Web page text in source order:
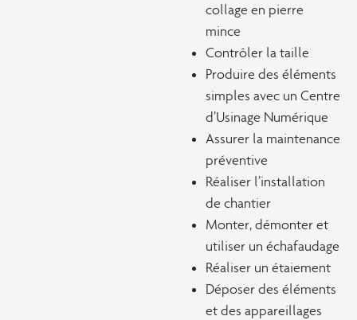
collage en pierre
mince
Contrôler la taille
Produire des éléments
simples avec un Centre
d’Usinage Numérique
Assurer la maintenance
préventive
Réaliser l’installation
de chantier
Monter, démonter et
utiliser un échafaudage
Réaliser un étaiement
Déposer des éléments
et des appareillages